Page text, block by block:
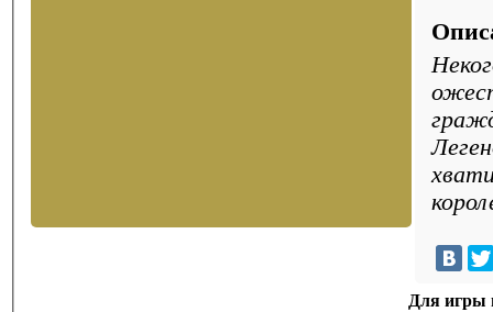
хватит мужества победит
Для игры